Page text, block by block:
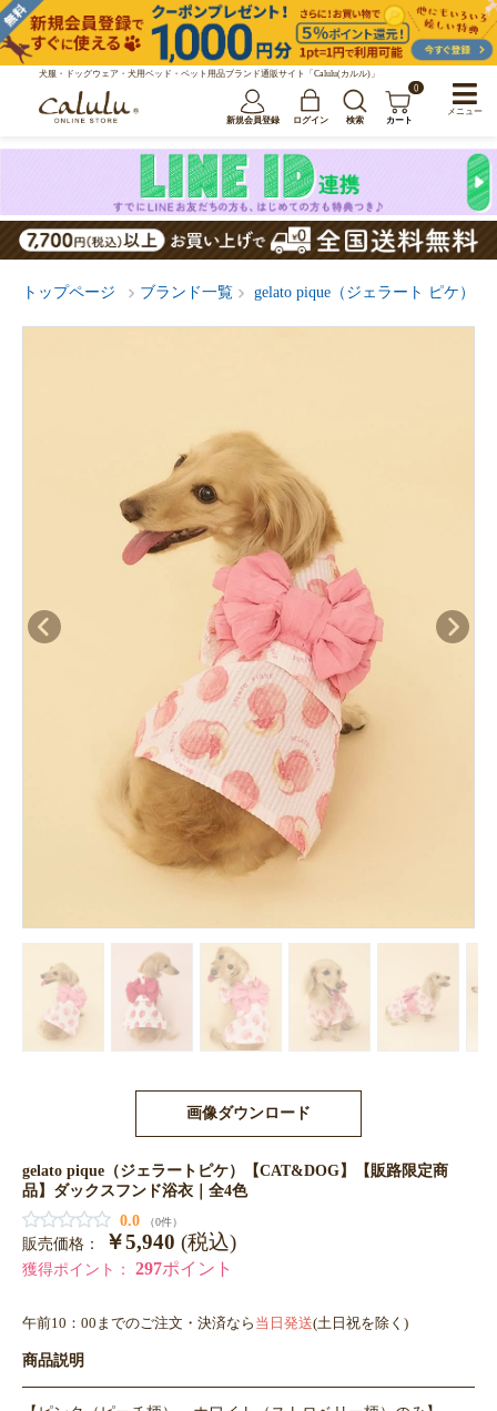
犬服・ドッグウェア・犬用ベッド・ペット用品ブランド通販サイト「Calulu(カルル)」
新規会員登録 ログイン 検索
0
カート
トップページ ブランド一覧 gelato pique（ジェラート ピケ）
画像ダウンロード
gelato pique（ジェラートピケ）【CAT&DOG】【販路限定商
品】ダックスフンド浴衣｜全4色
0.0
（0件）
販売価格： ￥5,940 (税込)
獲得ポイント： 297ポイント
午前10：00までのご注文・決済なら 当日発送(土日祝を除く)
商品説明
メニュー